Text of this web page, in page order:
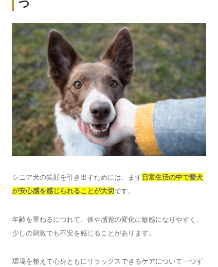
つ
シニア犬の笑顔を引き出すためには、まず日常生活の中で愛犬
が安心感を感じられることが大切です。
年齢を重ねるにつれて、体や感覚の変化に敏感になりやすく、
少しの刺激でも不安を感じることがあります。
環境を整えて心身ともにリラックスできるケアについて一つず